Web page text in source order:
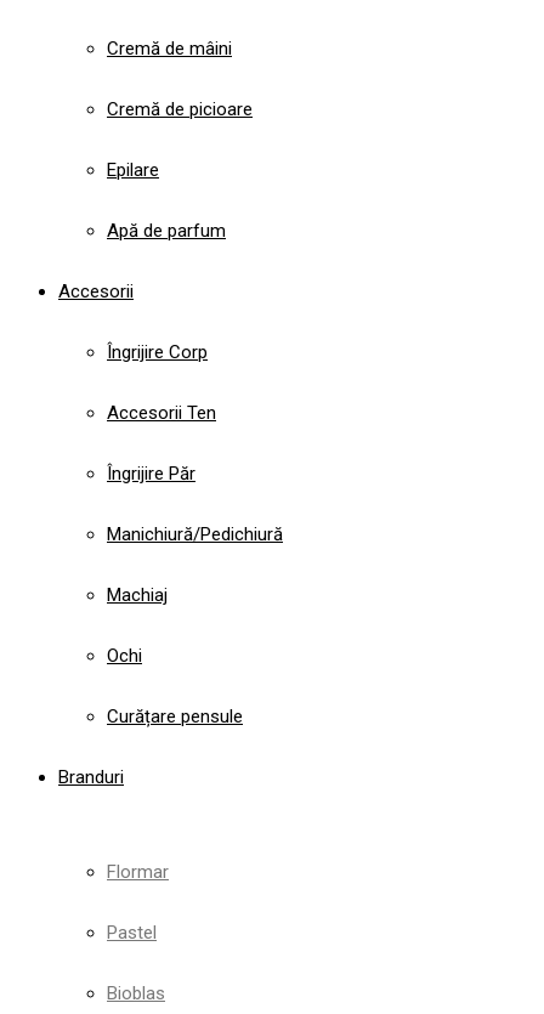
Cremă de mâini
Cremă de picioare
Epilare
Apă de parfum
Accesorii
Îngrijire Corp
Accesorii Ten
Îngrijire Păr
Manichiură/Pedichiură
Machiaj
Ochi
Curățare pensule
Branduri
Flormar
Pastel
Bioblas